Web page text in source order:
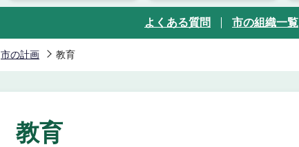
よくある質問 市の組織一覧
市の計画 教育
教育